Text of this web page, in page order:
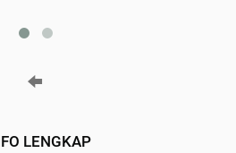
LENGKAP